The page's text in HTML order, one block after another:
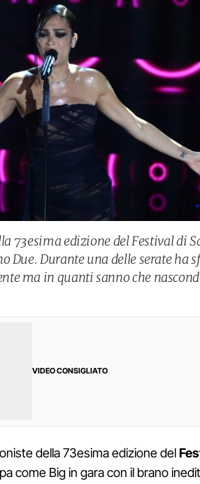
73esima edizione del Festival di
Due. Durante una delle serate ha
ma in quanti sanno che
VIDEO CONSIGLIATO
della 73esima edizione del
come Big in gara con il brano